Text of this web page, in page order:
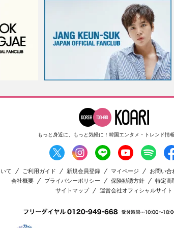
もっと身近に、もっと気軽に！ 韓国エンタメ・トレンド情
て ご利用ガイド 新規会員登録 マイページ お問い合
会社概要
プライバシーポリシー 保険勧誘方針
特定商
サイトマップ
運営会社オフィシャルサイト